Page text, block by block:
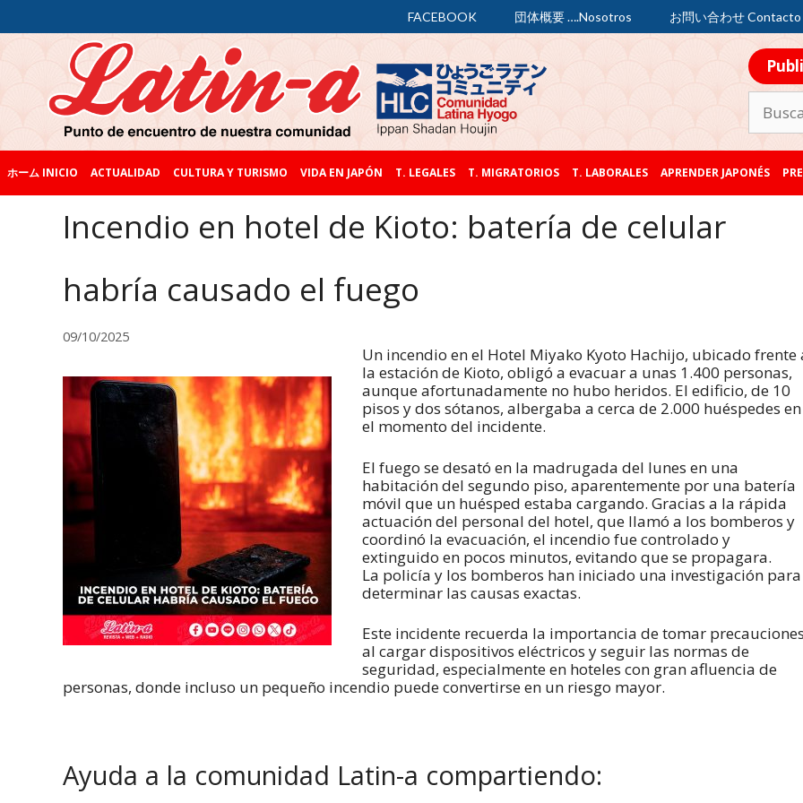
FACEBOOK 団体概要 ….Nosotros お問い合わせ Contacto
ホーム INICIO ACTUALIDAD CULTURA Y TURISMO VIDA EN JAPÓN T. LEGALES T. MIGRATORIOS T. LABORALES APRENDER JAPONÉS
Incendio en hotel de Kioto: batería de celular
habría causado el fuego
09/10/2025
Un incendio en el Hotel Miyako Kyoto Hachijo, ubicado frente
la estación de Kioto, obligó a evacuar a unas 1.400 personas,
aunque afortunadamente no hubo heridos. El edificio, de 10
pisos y dos sótanos, albergaba a cerca de 2.000 huéspedes en
el momento del incidente.
El fuego se desató en la madrugada del lunes en una
habitación del segundo piso, aparentemente por una batería
móvil que un huésped estaba cargando. Gracias a la rápida
actuación del personal del hotel, que llamó a los bomberos y
coordinó la evacuación, el incendio fue controlado y
extinguido en pocos minutos, evitando que se propagara.
La policía y los bomberos han iniciado una investigación para
determinar las causas exactas.
Este incidente recuerda la importancia de tomar
al cargar dispositivos eléctricos y seguir las normas de
seguridad, especialmente en hoteles con gran afluencia de
personas, donde incluso un pequeño incendio puede convertirse en un riesgo mayor.
Ayuda a la comunidad Latin-a compartiendo: